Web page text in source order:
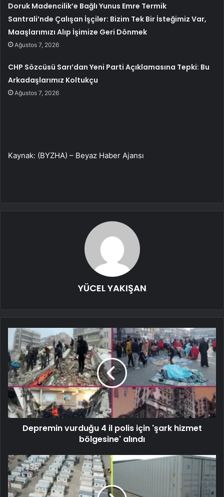
Doruk Madencilik’e Bağlı Yunus Emre Termik
Santrali’nde Çalışan İşçiler: Bizim Tek Bir İsteğimiz Var,
Maaşlarımızı Alıp İşimize Geri Dönmek
Ağustos 7, 2026
CHP Sözcüsü Sarı’dan Yeni Parti Açıklamasına Tepki: Bu
Arkadaşlarımız Koltukçu
Ağustos 7, 2026
Kaynak: (BYZHA) – Beyaz Haber Ajansı
YÜCEL YAKIŞAN
Depremin vurduğu 4 il polis için 'şark hizmet
bölgesine' alındı